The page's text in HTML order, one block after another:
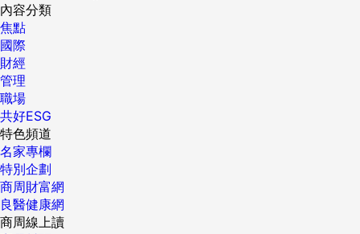
內容分類
焦點
國際
財經
管理
職場
共好ESG
特色頻道
名家專欄
特別企劃
商周財富網
良醫健康網
商周線上讀